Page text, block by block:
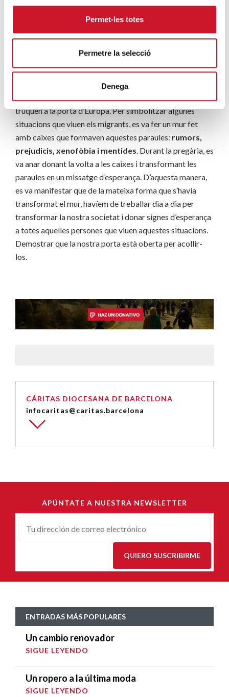
Permet-les totes
Permetre la selecció
Denega
Els participants havien d’exposar què volien expressar
amb aquella postura, i a través de les seves explicacions,
es va reafirmar la capacitat d’empatia i d’acollida de les
persones.
Per posar fi a la jornada, es va realitzar una pregària amb
truquen a la porta d’Europa. Per simbolitzar algunes
situacions que viuen els migrants, es va fer un mur fet
amb caixes que formaven aquestes paraules: rumors,
prejudicis, xenofòbia i mentides. Durant la pregària, es
va anar donant la volta a les caixes i transformant les
paraules en un missatge d’esperança. D’aquesta manera,
es va manifestar que de la mateixa forma que s’havia
transformat el mur, havíem de treballar dia a dia per
transformar la nostra societat i donar signes d’esperança
a totes aquelles persones que viuen aquestes situacions.
Demostrar que la nostra porta està oberta per acollir-
los.
CÁRITAS DIOCESANA DE BARCELONA
infocaritas@caritas.barcelona
APÚNTATE A NUESTRA NEWSLETTER
Correu-
QUIERO SUSCRIBIRME
ENTRADAS MÁS POPULARES
Un cambio renovador
SIGUE LEYENDO
Un ropero a la última moda
SIGUE LEYENDO